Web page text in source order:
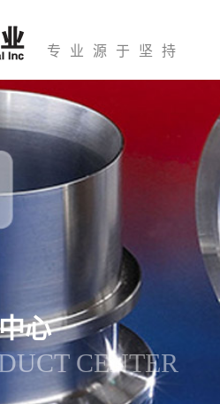
专业源于坚持
心
CENTER